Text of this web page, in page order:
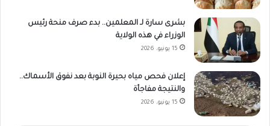
بشرى سارة لـ المعلمين.. بدء صرف منحة رئيس
الوزراء في هذه الولاية
15 يونيو، 2026
إعلان فحص مياه بحيرة النوبة بعد نفوق الأسماك..
والنتيجة مفاجأة
15 يونيو، 2026